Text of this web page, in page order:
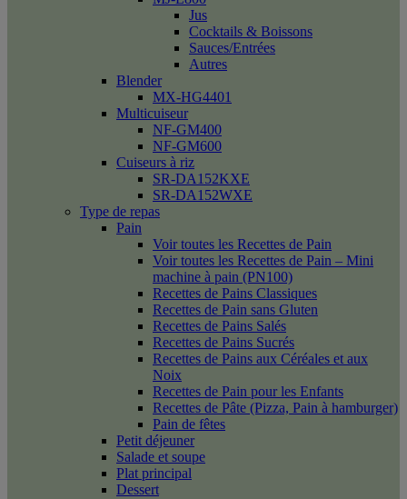
Jus
Cocktails & Boissons
Sauces/Entrées
Autres
Blender
MX-HG4401
Multicuiseur
NF-GM400
NF-GM600
Cuiseurs à riz
SR-DA152KXE
SR-DA152WXE
Type de repas
Pain
Voir toutes les Recettes de Pain
Voir toutes les Recettes de Pain – Mini
machine à pain (PN100)
Recettes de Pains Classiques
Recettes de Pain sans Gluten
Recettes de Pains Salés
Recettes de Pains Sucrés
Recettes de Pains aux Céréales et aux
Noix
Recettes de Pain pour les Enfants
Recettes de Pâte (Pizza, Pain à hamburger)
Pain de fêtes
Petit déjeuner
Salade et soupe
Plat principal
Dessert